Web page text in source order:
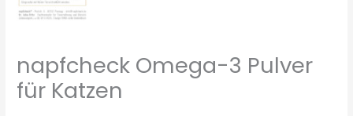
napfcheck Omega-3 Pulver
für Katzen